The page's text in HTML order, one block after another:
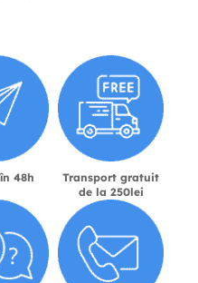
48h
Transport gratuit
de la 250lei